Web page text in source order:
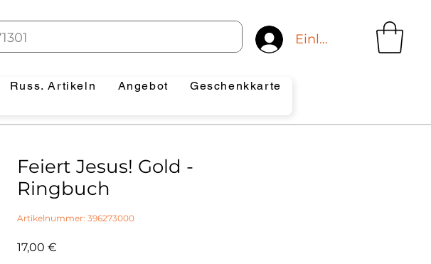
Einloggen
Russ. Artikeln Angebot
Geschenkkarte
Feiert Jesus! Gold -
Ringbuch
Artikelnummer: 396273000
17,00 €